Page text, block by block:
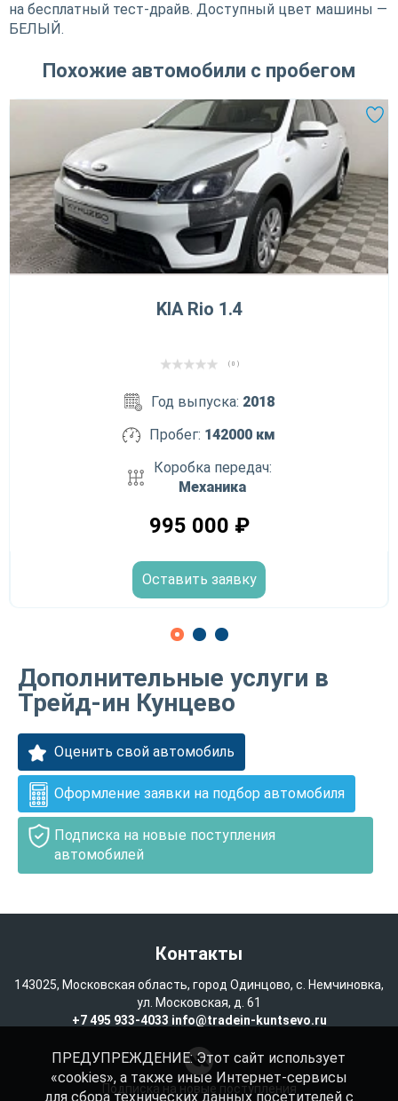
на бесплатный тест-драйв. Доступный цвет машины —
БЕЛЫЙ.
Похожие автомобили с пробегом
KIA Rio 1.4
( 0 )
Год выпуска: 2018
Пробег: 142000 км
Коробка передач:
Механика
995 000 ₽
Оставить заявку
Дополнительные услуги в
Трейд-ин Кунцево
Оценить свой автомобиль
Оформление заявки на подбор автомобиля
Подписка на новые поступления
автомобилей
Контакты
143025, Московская область, город Одинцово, с. Немчиновка,
ул. Московская, д. 61
+7 495 933-4033 info@tradein-kuntsevo.ru
Подписка на новые поступления
ПРЕДУПРЕЖДЕНИЕ: Этот сайт использует
«cookies», а также иные Интернет-сервисы
для сбора технических данных посетителей с